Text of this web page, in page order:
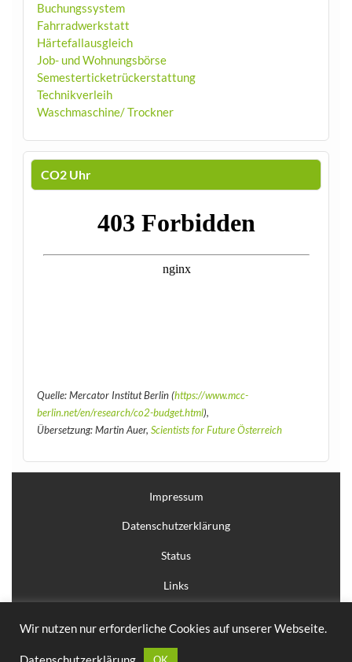
Buchungssystem
Fahrradwerkstatt
Härtefallausgleich
Job- und Wohnungsbörse
Semesterticketrückerstattung
Technikverleih
Waschmaschine/ Trockner
CO2 Uhr
Quelle: Mercator Institut Berlin (https://www.mcc-
berlin.net/en/research/co2-budget.html),
Übersetzung: Martin Auer, Scientists for Future Österreich
Impressum
Datenschutzerklärung
Status
Links
Erstellt mit WordPress
Wir nutzen nur erforderliche Cookies auf unserer Webseite.